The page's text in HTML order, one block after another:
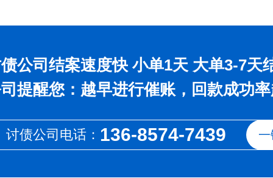
公司结案速度快 小单1天 大单3-7天
提醒您：越早进行催账，回款成功
讨债公司电话： 136-8574-7439